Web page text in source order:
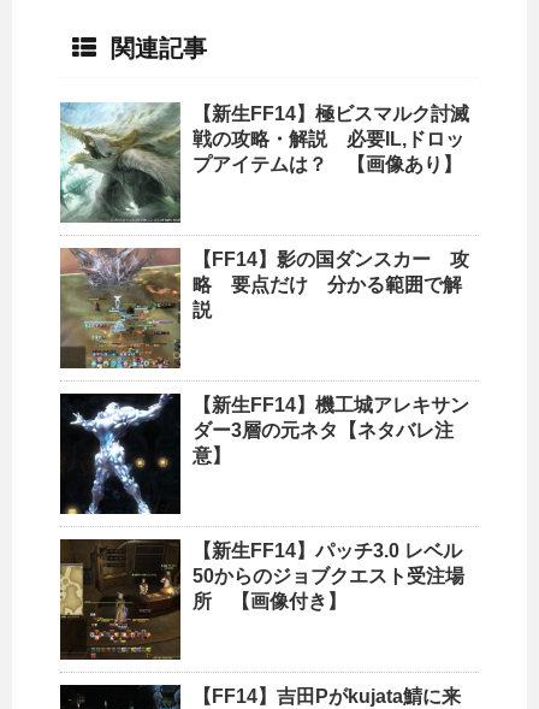
関連記事
【新生FF14】極ビスマルク討滅
戦の攻略・解説 必要IL,ドロッ
プアイテムは？ 【画像あり】
【FF14】影の国ダンスカー 攻
略 要点だけ 分かる範囲で解
説
【新生FF14】機工城アレキサン
ダー3層の元ネタ【ネタバレ注
意】
【新生FF14】パッチ3.0 レベル
50からのジョブクエスト受注場
所 【画像付き】
【FF14】吉田Pがkujata鯖に来